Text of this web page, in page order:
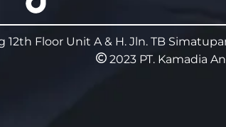
Floor Unit A & H. Jln. TB
2023 PT. Kamadia